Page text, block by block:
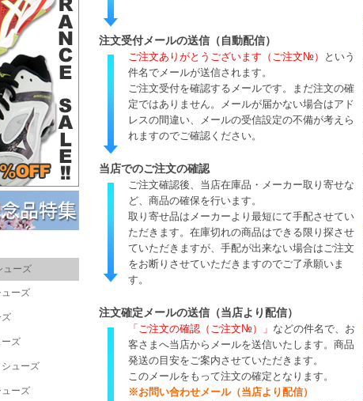
注文受付メールの送信（自動配信）
ご注文ありがとうございます（ご注文№）
という
件名でメールが送信されます。
ご注文受付を確認するメールです。まだ注文の確
定ではありません。メールが届かない場合はアド
レスの間違い、メールの受信設定の不備が考えら
れますのでご確認ください。
当店でのご注文の確認
ご注文確認後、当店在庫品・メーカー取り寄せな
ど、商品の確保を行います。
取り寄せ品はメーカーより最短にて手配させてい
ただきます。在庫切れの商品はできる限り探させ
ていただきますが、手配が出来ない場合はご注文
をお断りさせていただきますのでご了承願いま
す。
注文確定メールの送信（当店より配信）
「ご注文の確認（ご注文№）」 などの件名で、お
客さまへ当店からメールを送信いたします。商品
発送の目安をご案内させていただきます。
このメールをもって注文の確定となります。
※お問い合わせメール（当店より配信）
ューズ
ーズ
ズ
ズ
シューズ
ーズ